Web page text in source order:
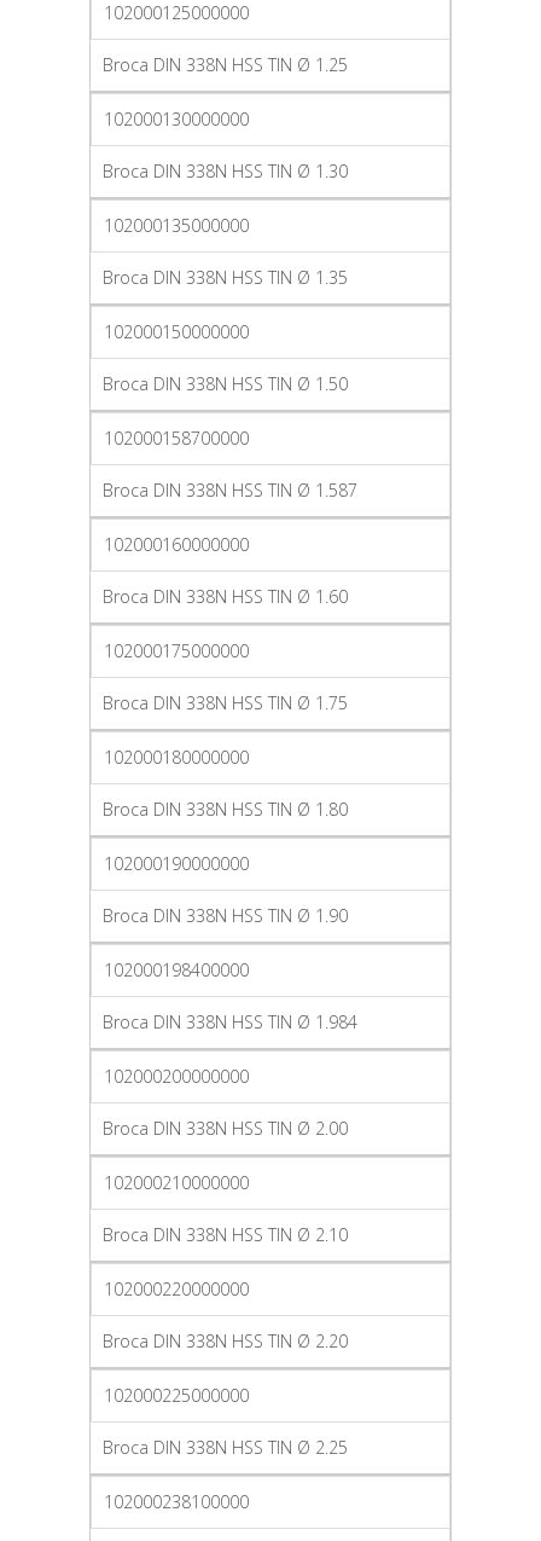
102000125000000
Broca DIN 338N HSS TIN Ø 1.25
102000130000000
Broca DIN 338N HSS TIN Ø 1.30
102000135000000
Broca DIN 338N HSS TIN Ø 1.35
102000150000000
Broca DIN 338N HSS TIN Ø 1.50
102000158700000
Broca DIN 338N HSS TIN Ø 1.587
102000160000000
Broca DIN 338N HSS TIN Ø 1.60
102000175000000
Broca DIN 338N HSS TIN Ø 1.75
102000180000000
Broca DIN 338N HSS TIN Ø 1.80
102000190000000
Broca DIN 338N HSS TIN Ø 1.90
102000198400000
Broca DIN 338N HSS TIN Ø 1.984
102000200000000
Broca DIN 338N HSS TIN Ø 2.00
102000210000000
Broca DIN 338N HSS TIN Ø 2.10
102000220000000
Broca DIN 338N HSS TIN Ø 2.20
102000225000000
Broca DIN 338N HSS TIN Ø 2.25
102000238100000